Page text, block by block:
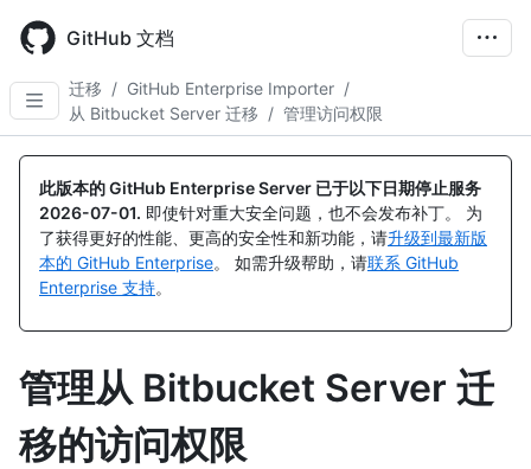
main
content
GitHub 文档
迁移 / GitHub Enterprise Importer /
从 Bitbucket Server 迁移 / 管理访问权限
此版本的 GitHub Enterprise Server 已于以下日期停止服务
2026-07-01. 即使针对重大安全问题，也不会发布补丁。 为
了获得更好的性能、更高的安全性和新功能，请升级到最新版
本的 GitHub Enterprise。 如需升级帮助，请联系 GitHub
Enterprise 支持。
管理从 Bitbucket Server 迁
移的访问权限